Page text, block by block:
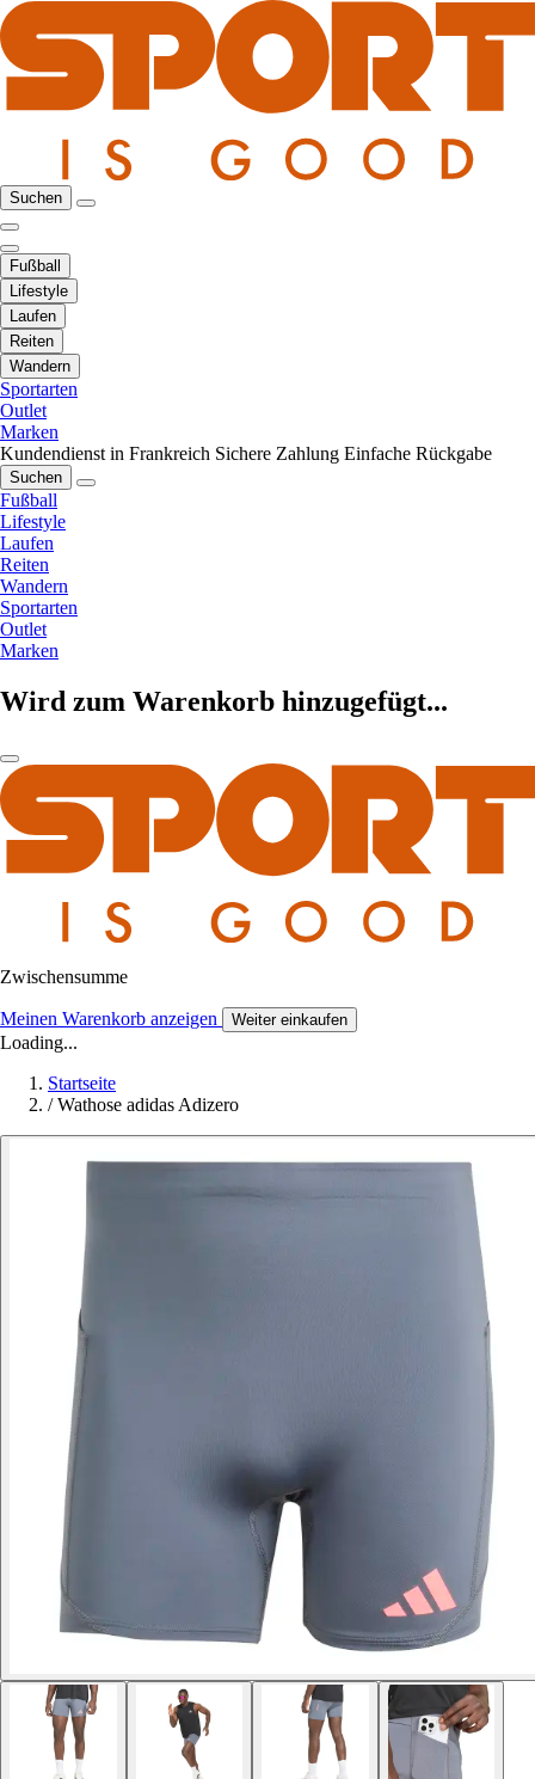
Suchen
Fußball
Lifestyle
Laufen
Reiten
Wandern
Sportarten
Outlet
Marken
Kundendienst in Frankreich Sichere Zahlung Einfache Rückgabe
Suchen
Fußball
Lifestyle
Laufen
Reiten
Wandern
Sportarten
Outlet
Marken
Wird zum Warenkorb hinzugefügt...
Zwischensumme
Meinen Warenkorb anzeigen Weiter einkaufen
Loading...
Startseite
/ Wathose adidas Adizero